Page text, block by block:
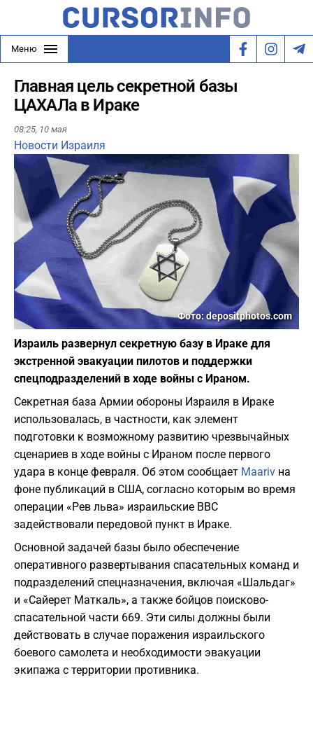
Меню
Главная цель секретной базы
ЦАХАЛа в Ираке
08:25, 10 мая
Новости Израиля
Фото: depositphotos.com
Израиль развернул секретную базу в Ираке для
экстренной эвакуации пилотов и поддержки
спецподразделений в ходе войны с Ираном.
Секретная база Армии обороны Израиля в Ираке
использовалась, в частности, как элемент
подготовки к возможному развитию чрезвычайных
сценариев в ходе войны с Ираном после первого
удара в конце февраля. Об этом сообщает Maariv на
фоне публикаций в США, согласно которым во время
операции «Рев льва» израильские ВВС
задействовали передовой пункт в Ираке.
Основной задачей базы было обеспечение
оперативного развертывания спасательных команд и
подразделений спецназначения, включая «Шальдаг»
и «Сайерет Маткаль», а также бойцов поисково-
спасательной части 669. Эти силы должны были
действовать в случае поражения израильского
боевого самолета и необходимости эвакуации
экипажа с территории противника.